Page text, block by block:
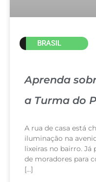
BRASIL
Aprenda
a Turma do
A rua de casa está
iluminação na
lixeiras no bairro.
de moradores para
[…]